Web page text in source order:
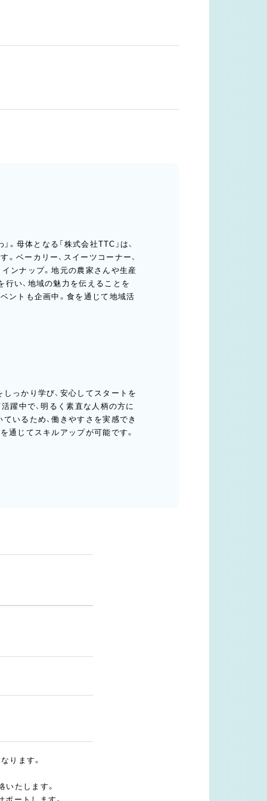
母体となる「株式会社TTC」は、
ベーカリー、スイーツコーナー、
ンナップ。地元の農家さんや生産
い、地域の魅力を伝えることを
ントも企画中。食を通じて地域活
っかり学び、安心してスタートを
躍中で、明るく素直な人柄の方に
いるため、働きやすさを実感でき
通じてスキルアップが可能です。
ります。
たします。